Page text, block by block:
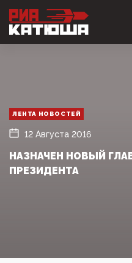
ЛЕНТА НОВОСТЕЙ
12 Августа 2016
НАЗНАЧЕН НОВЫЙ
ПРЕЗИДЕНТА